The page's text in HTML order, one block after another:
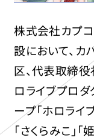
株式会社カプ
設において、カ
区、代表取締役
ロライブプロ
ープ「ホロライ
「さくらみこ」